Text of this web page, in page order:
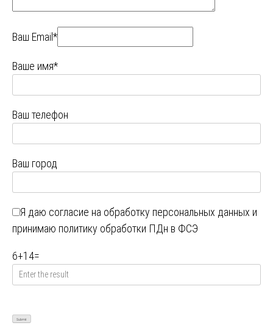
Ваш Email*
Ваше имя*
Ваш телефон
Ваш город
Я даю согласие на обработку персональных данных и
принимаю политику обработки ПДн в ФСЭ
6+14=